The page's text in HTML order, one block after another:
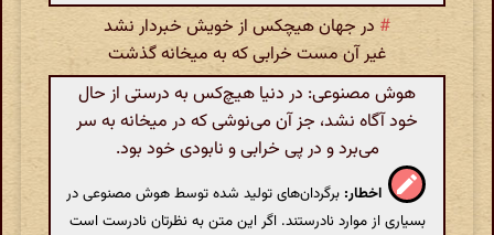
# در جهان هیچکس از خویش خبردار نشد
غیر آن مست خرابی که به میخانه گذشت
هوش مصنوعی: در دنیا هیچ‌کس به درستی از حال
خود آگاه نشد، جز آن می‌نوشی که در میخانه به سر
می‌برد و در پی خرابی و نابودی خود بود.
اخطار: برگردان‌های تولید شده توسط هوش مصنوعی در
بسیاری از موارد نادرستند. اگر این متن به نظرتان نادرست است